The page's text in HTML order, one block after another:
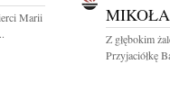
Marii
Z głębokim
Przyjaciółkę